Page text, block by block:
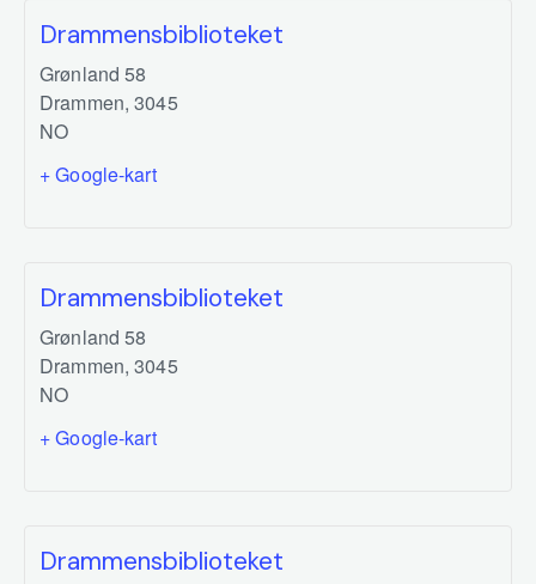
Drammensbiblioteket
Grønland 58
Drammen, 3045
NO
+ Google-kart
Drammensbiblioteket
Grønland 58
Drammen, 3045
NO
+ Google-kart
Drammensbiblioteket